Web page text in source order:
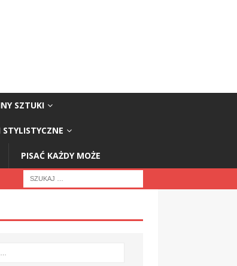
SZTUKI
STYLISTYCZNE
PISAĆ KAŻDY MOŻE